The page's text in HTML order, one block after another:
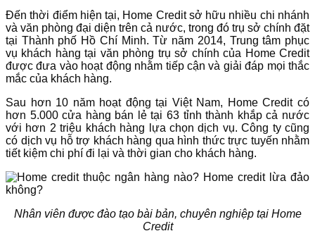
Đến thời điểm hiện tại, Home Credit sở hữu nhiều chi nhánh
và văn phòng đại diện trên cả nước, trong đó trụ sở chính đặt
tại Thành phố Hồ Chí Minh. Từ năm 2014, Trung tâm phục
vụ khách hàng tại văn phòng trụ sở chính của Home Credit
được đưa vào hoạt động nhằm tiếp cận và giải đáp mọi thắc
mắc của khách hàng.
Sau hơn 10 năm hoạt động tại Việt Nam, Home Credit có
hơn 5.000 cửa hàng bán lẻ tại 63 tỉnh thành khắp cả nước
với hơn 2 triệu khách hàng lựa chọn dịch vụ. Công ty cũng
có dịch vụ hỗ trợ khách hàng qua hình thức trực tuyến nhằm
tiết kiệm chi phí đi lại và thời gian cho khách hàng.
Nhân viên được đào tạo bài bản, chuyên nghiệp tại Home
Credit